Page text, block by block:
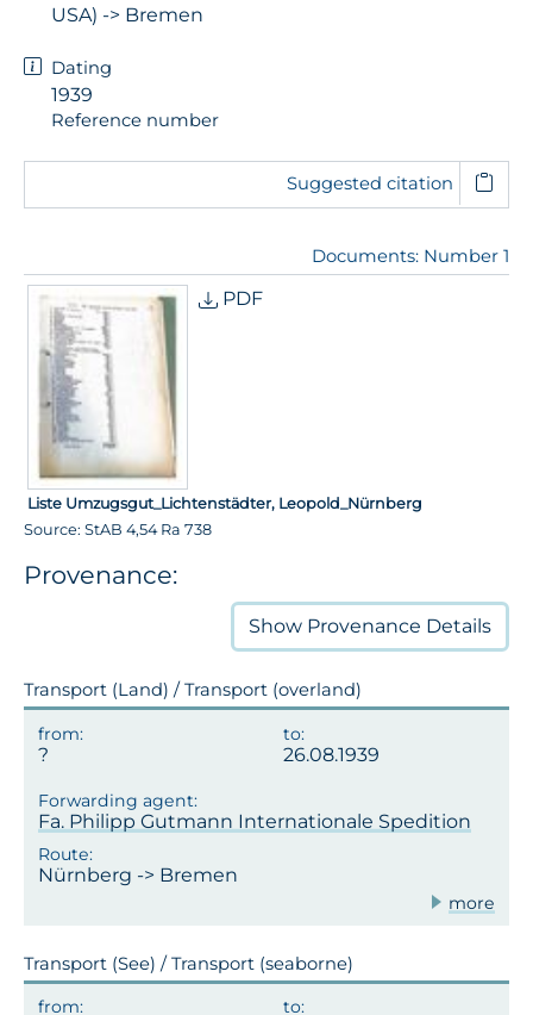
USA) -> Bremen
Dating
1939
Reference number
Suggested citation
Documents: Number 1
PDF
Liste Umzugsgut_Lichtenstädter, Leopold_Nürnberg
Source: StAB 4,54 Ra 738
Provenance:
Show Provenance Details
Transport (Land) / Transport (overland)
26.08.1939
Fa. Philipp Gutmann Internationale Spedition
Nürnberg -> Bremen
more
Transport (See) / Transport (seaborne)